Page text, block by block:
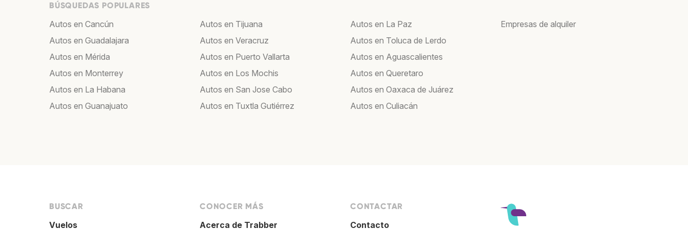
BÚSQUEDAS POPULARES
Autos en Cancún
Autos en Guadalajara
Autos en Mérida
Autos en Monterrey
Autos en La Habana
Autos en Guanajuato
Autos en Tijuana
Autos en Veracruz
Autos en Puerto Vallarta
Autos en Los Mochis
Autos en San Jose Cabo
Autos en Tuxtla Gutiérrez
Autos en La Paz
Autos en Toluca de Lerdo
Autos en Aguascalientes
Autos en Queretaro
Autos en Oaxaca de Juárez
Autos en Culiacán
Empresas de alquiler
BUSCAR
Vuelos
CONOCER MÁS
Acerca de Trabber
CONTACTAR
Contacto